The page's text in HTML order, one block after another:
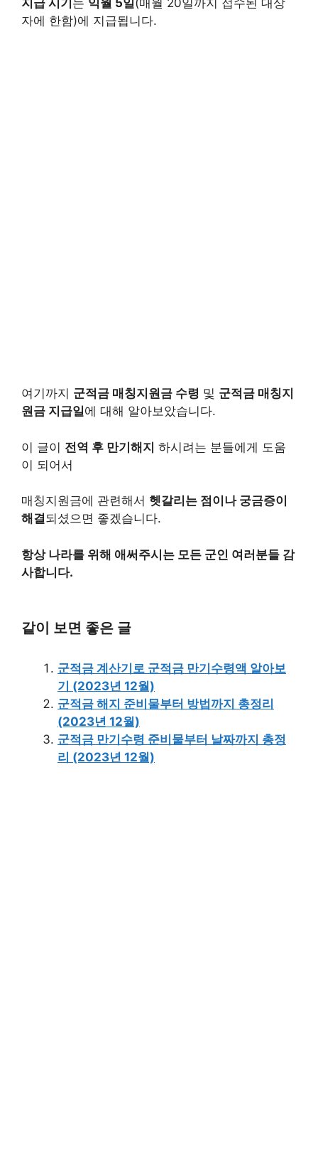
지급 시기 는 익월 5일(매월 20일까지 접수된 대상
자에 한함)에 지급됩니다.
여기까지 군적금 매칭지원금 수령 및 군적금 매칭지
원금 지급일에 대해 알아보았습니다.
이 글이 전역 후 만기해지 하시려는 분들에게 도움
이 되어서
매칭지원금에 관련해서 헷갈리는 점이나 궁금증이
해결되셨으면 좋겠습니다.
항상 나라를 위해 애써주시는 모든 군인 여러분들 감
사합니다.
같이 보면 좋은 글
군적금 계산기로 군적금 만기수령액 알아보
기 (2023년 12월)
군적금 해지 준비물부터 방법까지 총정리
(2023년 12월)
군적금 만기수령 준비물부터 날짜까지 총정
리 (2023년 12월)